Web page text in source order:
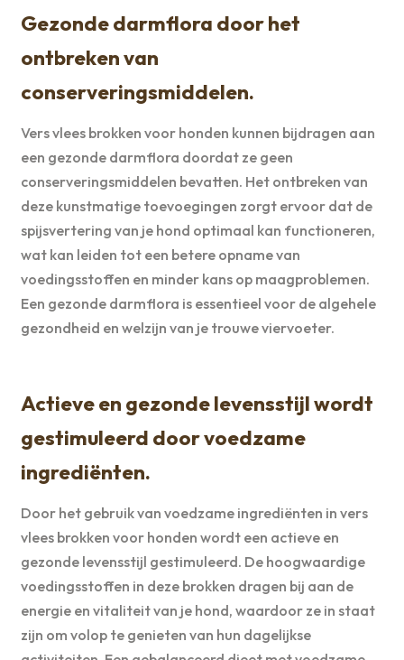
Gezonde darmflora door het
ontbreken van
conserveringsmiddelen.
Vers vlees brokken voor honden kunnen bijdragen aan
een gezonde darmflora doordat ze geen
conserveringsmiddelen bevatten. Het ontbreken van
deze kunstmatige toevoegingen zorgt ervoor dat de
spijsvertering van je hond optimaal kan functioneren,
wat kan leiden tot een betere opname van
voedingsstoffen en minder kans op maagproblemen.
Een gezonde darmflora is essentieel voor de algehele
gezondheid en welzijn van je trouwe viervoeter.
Actieve en gezonde levensstijl wordt
gestimuleerd door voedzame
ingrediënten.
Door het gebruik van voedzame ingrediënten in vers
vlees brokken voor honden wordt een actieve en
gezonde levensstijl gestimuleerd. De hoogwaardige
voedingsstoffen in deze brokken dragen bij aan de
energie en vitaliteit van je hond, waardoor ze in staat
zijn om volop te genieten van hun dagelijkse